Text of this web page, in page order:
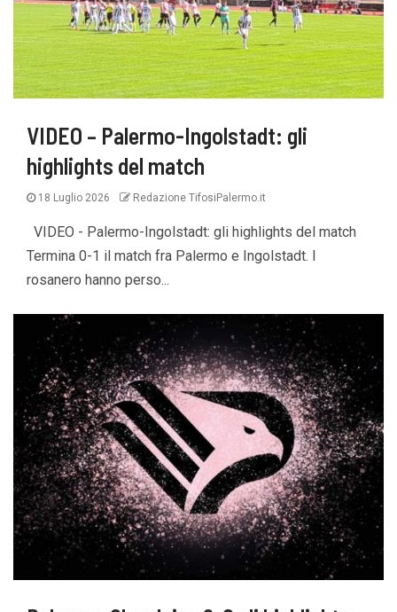
VIDEO – Palermo-Ingolstadt: gli
highlights del match
18 Luglio 2026 Redazione TifosiPalermo.it
VIDEO - Palermo-Ingolstadt: gli highlights del match
Termina 0-1 il match fra Palermo e Ingolstadt. I
rosanero hanno perso...